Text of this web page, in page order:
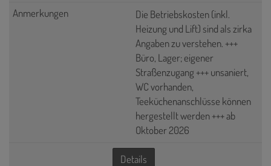
Die Betriebskosten (inkl.
Heizung und Lift) sind als zirka
Angaben zu verstehen. +++
Büro, Lager; eigener
Straßenzugang +++ unsaniert,
WC vorhanden,
Teeküchenanschlüsse können
hergestellt werden +++ ab
Oktober 2026
Details